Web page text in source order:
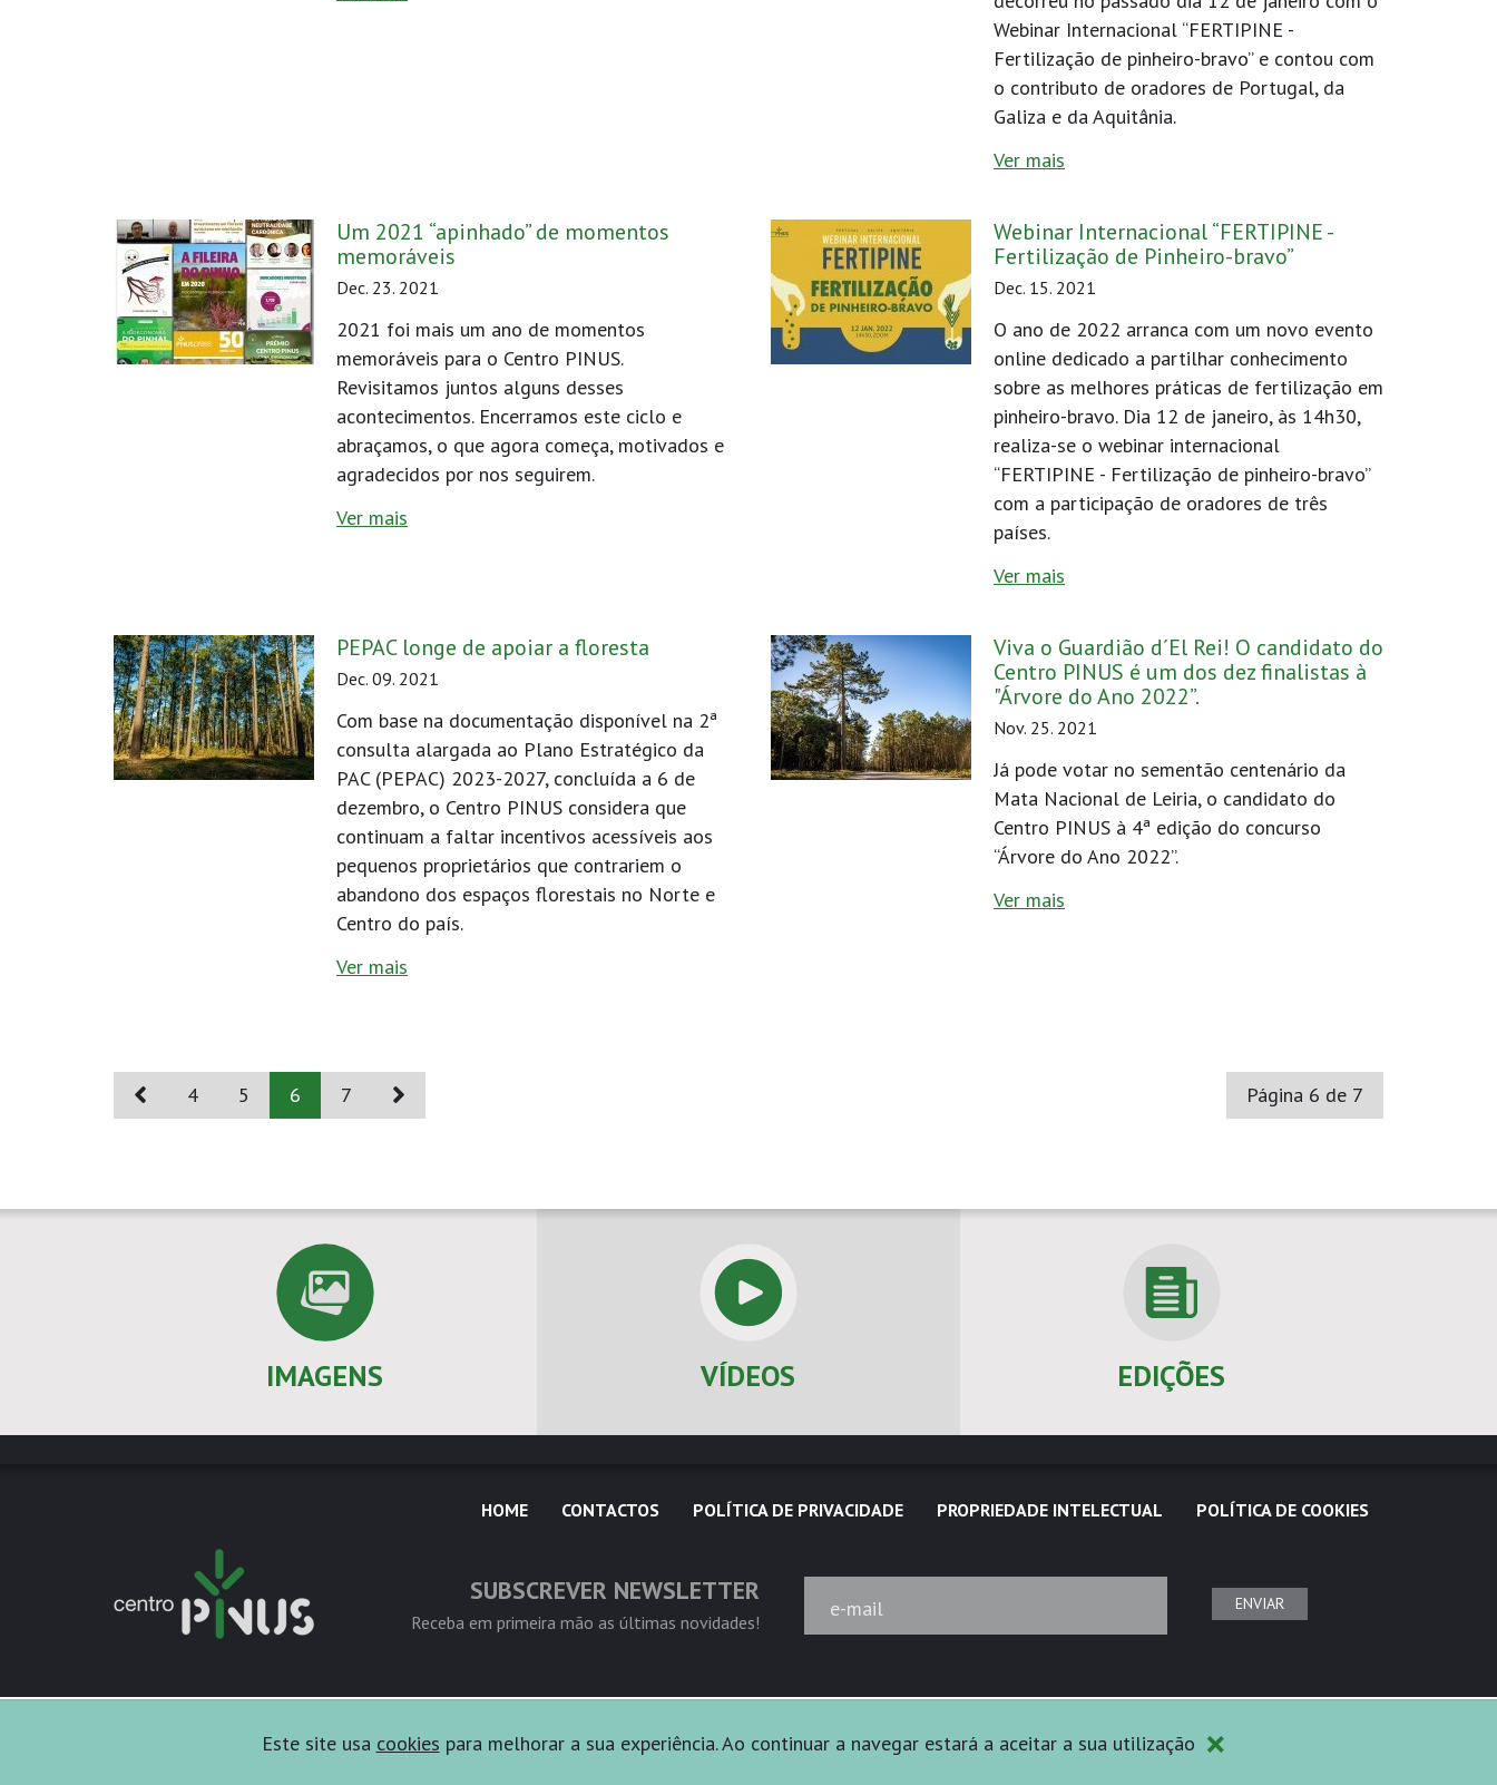
Webinar Internacional “FERTIPINE -
Fertilização de pinheiro-bravo” e contou com
o contributo de oradores de Portugal, da
Galiza e da Aquitânia.
Ver mais
Um 2021 “apinhado” de momentos
memoráveis
Dec. 23. 2021
2021 foi mais um ano de momentos
memoráveis para o Centro PINUS.
Revisitamos juntos alguns desses
acontecimentos. Encerramos este ciclo e
abraçamos, o que agora começa, motivados e
agradecidos por nos seguirem.
Ver mais
Webinar Internacional “FERTIPINE -
Fertilização de Pinheiro-bravo”
Dec. 15. 2021
O ano de 2022 arranca com um novo evento
online dedicado a partilhar conhecimento
sobre as melhores práticas de fertilização em
pinheiro-bravo. Dia 12 de janeiro, às 14h30,
realiza-se o webinar internacional
“FERTIPINE - Fertilização de pinheiro-bravo”
com a participação de oradores de três
países.
Ver mais
PEPAC longe de apoiar a floresta
Dec. 09. 2021
Com base na documentação disponível na 2ª
consulta alargada ao Plano Estratégico da
PAC (PEPAC) 2023-2027, concluída a 6 de
dezembro, o Centro PINUS considera que
continuam a faltar incentivos acessíveis aos
pequenos proprietários que contrariem o
abandono dos espaços florestais no Norte e
Centro do país.
Ver mais
Viva o Guardião d´El Rei! O candidato do
Centro PINUS é um dos dez finalistas à
"Árvore do Ano 2022”.
Nov. 25. 2021
Já pode votar no sementão centenário da
Mata Nacional de Leiria, o candidato do
Centro PINUS à 4ª edição do concurso
“Árvore do Ano 2022”.
Ver mais
4 5 6 7 Página 6 de 7
IMAGENS VÍDEOS EDIÇÕES
HOME CONTACTOS POLÍTICA DE PRIVACIDADE PROPRIEDADE INTELECTUAL POLÍTICA DE COOKIES
SUBSCREVER NEWSLETTER
Receba em primeira mão as últimas novidades!
e-mail ENVIAR
Copyright © 2026 Centro PINUS - Todos os direitos reservados. Powered byFicta Design
Este site usa cookies para melhorar a sua experiência. Ao continuar a navegar estará a aceitar a sua utilização ×